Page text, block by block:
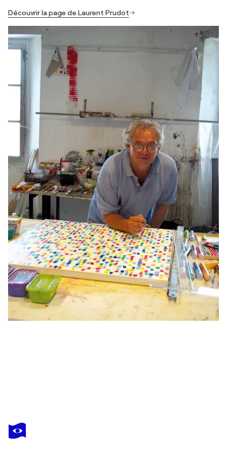
Découvrir la page de Laurent Prudot
LAURENT PRUDOT
MTP NEG MULTI #EDJ-12.10-248